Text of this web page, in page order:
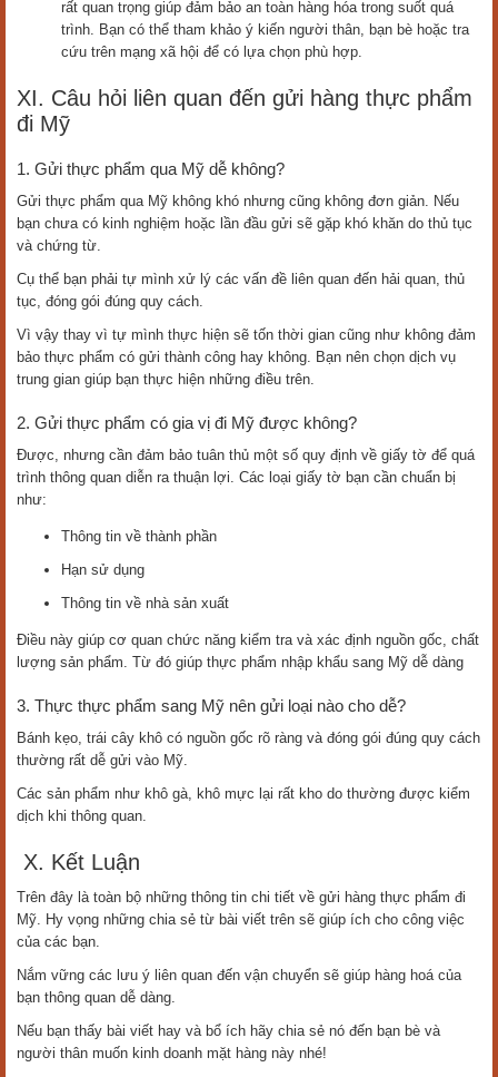
rất quan trọng giúp đảm bảo an toàn hàng hóa trong suốt quá
trình. Bạn có thể tham khảo ý kiến người thân, bạn bè hoặc tra
cứu trên mạng xã hội để có lựa chọn phù hợp.
XI. Câu hỏi liên quan đến gửi hàng thực phẩm
đi Mỹ
1. Gửi thực phẩm qua Mỹ dễ không?
Gửi thực phẩm qua Mỹ không khó nhưng cũng không đơn giản. Nếu
bạn chưa có kinh nghiệm hoặc lần đầu gửi sẽ gặp khó khăn do thủ tục
và chứng từ.
Cụ thể bạn phải tự mình xử lý các vấn đề liên quan đến hải quan, thủ
tục, đóng gói đúng quy cách.
Vì vậy thay vì tự mình thực hiện sẽ tốn thời gian cũng như không đảm
bảo thực phẩm có gửi thành công hay không. Bạn nên chọn dịch vụ
trung gian giúp bạn thực hiện những điều trên.
2. Gửi thực phẩm có gia vị đi Mỹ được không?
Được, nhưng cần đảm bảo tuân thủ một số quy định về giấy tờ để quá
trình thông quan diễn ra thuận lợi. Các loại giấy tờ bạn cần chuẩn bị
như:
Thông tin về thành phần
Hạn sử dụng
Thông tin về nhà sản xuất
Điều này giúp cơ quan chức năng kiểm tra và xác định nguồn gốc, chất
lượng sản phẩm. Từ đó giúp thực phẩm nhập khẩu sang Mỹ dễ dàng
3. Thực thực phẩm sang Mỹ nên gửi loại nào cho dễ?
Bánh kẹo, trái cây khô có nguồn gốc rõ ràng và đóng gói đúng quy cách
thường rất dễ gửi vào Mỹ.
Các sản phẩm như khô gà, khô mực lại rất kho do thường được kiểm
dịch khi thông quan.
X. Kết Luận
Trên đây là toàn bộ những thông tin chi tiết về gửi hàng thực phẩm đi
Mỹ. Hy vọng những chia sẻ từ bài viết trên sẽ giúp ích cho công việc
của các bạn.
Nắm vững các lưu ý liên quan đến vận chuyển sẽ giúp hàng hoá của
bạn thông quan dễ dàng.
Nếu bạn thấy bài viết hay và bổ ích hãy chia sẻ nó đến bạn bè và
người thân muốn kinh doanh mặt hàng này nhé!